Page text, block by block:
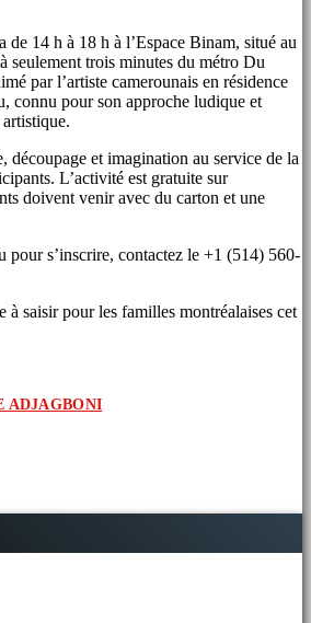
de 14 h à 18 h à l’Espace Binam, situé au
seulement trois minutes du métro Du
par l’artiste camerounais en résidence
connu pour son approche ludique et
découpage et imagination au service de la
L’activité est gratuite sur
doivent venir avec du carton et une
pour s’inscrire, contactez le +1 (514) 560-
à saisir pour les familles montréalaises cet
ADJAGBONI